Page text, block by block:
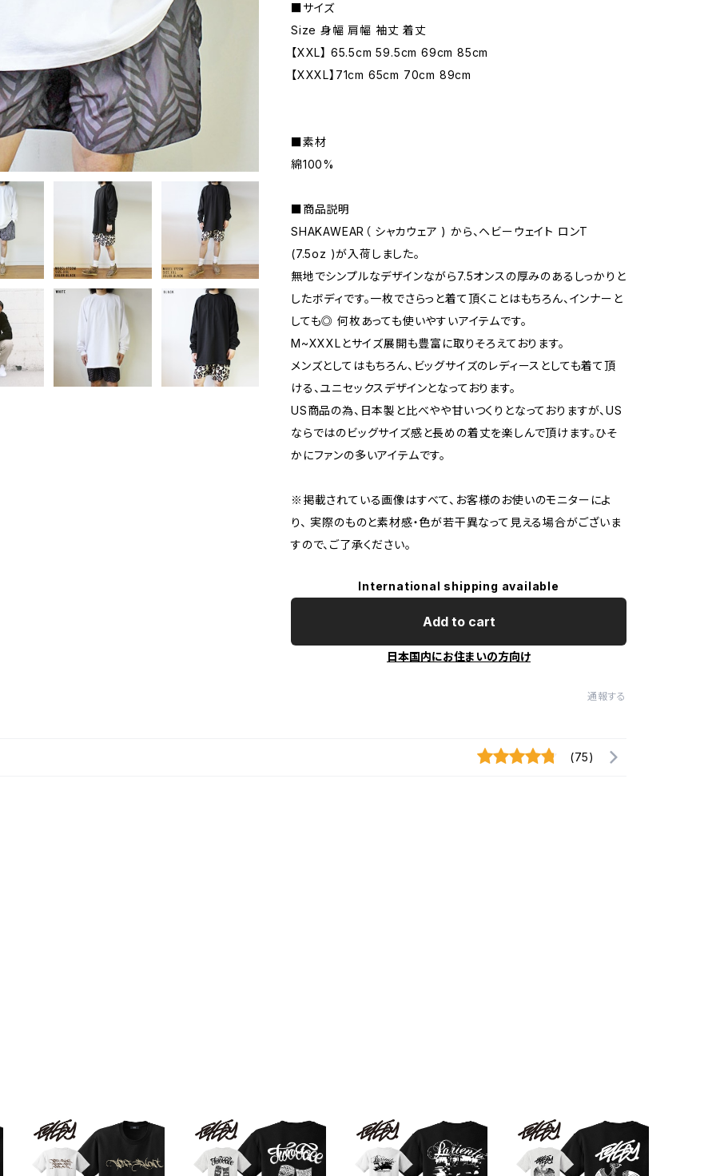
■サイズ
Size 身幅 肩幅 袖丈 着丈
【XXL】 65.5cm 59.5cm 69cm 85cm
【XXXL】71cm 65cm 70cm 89cm
■素材
綿100%
■商品説明
SHAKAWEAR（ シャカウェア ) から、ヘビーウェイト ロンT
(7.5oz )が入荷しました。
無地でシンプルなデザインながら7.5オンスの厚みのあるしっかりと
したボディです。一枚でさらっと着て頂くことはもちろん、インナーと
しても◎ 何枚あっても使いやすいアイテムです。
M~XXXLとサイズ展開も豊富に取りそろえております。
メンズとしてはもちろん、ビッグサイズのレディースとしても着て頂
ける、ユニセックスデザインとなっております。
US商品の為、日本製と比べやや甘いつくりとなっておりますが、US
ならではのビッグサイズ感と長めの着丈を楽しんで頂けます。ひそ
かにファンの多いアイテムです。
※掲載されている画像はすべて、お客様のお使いのモニターによ
り、 実際のものと素材感・色が若干異なって見える場合がございま
すので、ご了承ください。
International shipping available
Add to cart
日本国内にお住まいの方向け
通報する
(75)